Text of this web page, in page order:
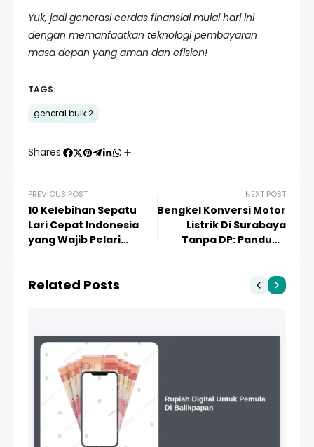
Yuk, jadi generasi cerdas finansial mulai hari ini
dengan memanfaatkan teknologi pembayaran
masa depan yang aman dan efisien!
TAGS:
general bulk 2
Shares:
PREVIOUS POST
10 Kelebihan Sepatu
Lari Cepat Indonesia
yang Wajib Pelari
NEXT POST
Bengkel Konversi Motor
Listrik Di Surabaya
Tanpa DP: Panduan
Related Posts